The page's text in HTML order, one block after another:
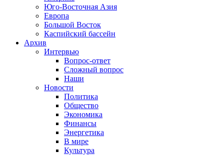
Юго-Восточная Азия
Европа
Большой Восток
Каспийский бассейн
Архив
Интервью
Вопрос-ответ
Сложный вопрос
Наши
Новости
Политика
Общество
Экономика
Финансы
Энергетика
В мире
Культура